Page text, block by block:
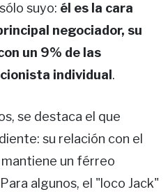
suyo: él es la cara
negociador, su
un 9% de las
individual .
se destaca el que
su relación con el
un férreo
algunos, el "loco Jack"